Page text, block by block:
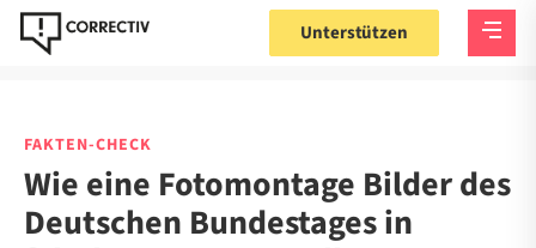
Unterstützen
FAKTEN-CHECK
Wie eine Fotomontage Bilder des
Deutschen Bundestages in